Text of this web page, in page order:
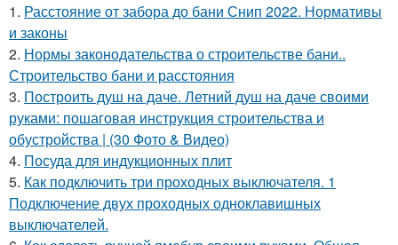
1. Расстояние от забора до бани Снип 2022. Нормативы
и законы
2. Нормы законодательства о строительстве бани..
Строительство бани и расстояния
3. Построить душ на даче. Летний душ на даче своими
руками: пошаговая инструкция строительства и
обустройства | (30 Фото & Видео)
4. Посуда для индукционных плит
5. Как подключить три проходных выключателя. 1
Подключение двух проходных одноклавишных
выключателей.